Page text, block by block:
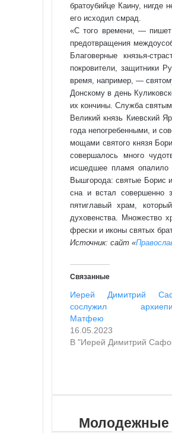
братоубийце Каину, нигде
его исходил смрад.
«С того времени, —
предотвращения
Благоверные князья-
покровители, защитники
время, например, —
Донскому в день
их кончины. Служба
Великий князь Киевский
года непогребенными, и
мощами святого князя
совершалось много
исшедшее пламя
Вышгорода: святые Борис
сна и встал совершенно
пятиглавый храм,
духовенства. Множество
фрески и иконы святых
Источник: сайт «
Связанные
Иерей Димитрий
сослужил
Матфею
16.05.2023
В "Иерей Димитрий
почте
Молодежные